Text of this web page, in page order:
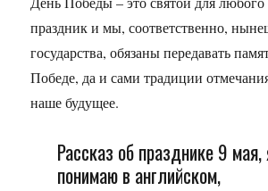
праздник и мы, соответственно,
государства, обязаны передавать
Победе, да и сами традиции
наше будущее.
Рассказ об празднике 9 мая,
понимаю в английском,